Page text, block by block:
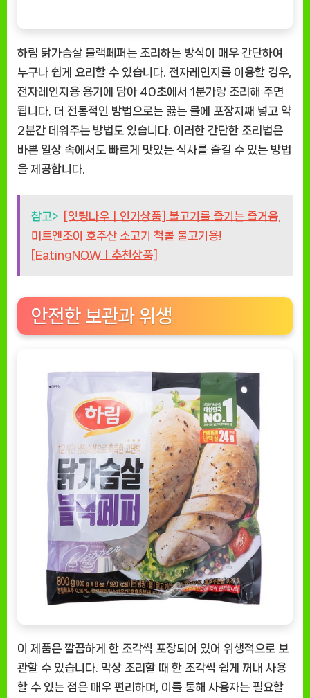
하림 닭가슴살 블랙페퍼는 조리하는 방식이 매우 간단하여
누구나 쉽게 요리할 수 있습니다. 전자레인지를 이용할 경우,
전자레인지용 용기에 담아 40초에서 1분가량 조리해 주면
됩니다. 더 전통적인 방법으로는 끓는 물에 포장지째 넣고 약
2분간 데워주는 방법도 있습니다. 이러한 간단한 조리법은
바쁜 일상 속에서도 빠르게 맛있는 식사를 즐길 수 있는 방법
을 제공합니다.
참고> [잇팅나우ㅣ인기상품] 불고기를 즐기는 즐거움,
미트엔조이 호주산 소고기 척롤 불고기용!
[EatingNOWㅣ추천상품]
안전한 보관과 위생
이 제품은 깔끔하게 한 조각씩 포장되어 있어 위생적으로 보
관할 수 있습니다. 막상 조리할 때 한 조각씩 쉽게 꺼내 사용
할 수 있는 점은 매우 편리하며, 이를 통해 사용자는 필요할